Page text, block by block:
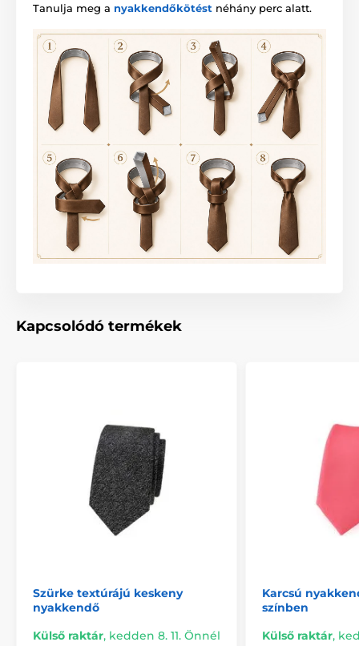
Tanulja meg a nyakkendőkötést néhány perc alatt.
Kapcsolódó termékek
Szürke textúrájú keskeny
nyakkendő
Külső raktár, kedden 8. 11. Önnél
Karcsú
színben
Külső raktár,